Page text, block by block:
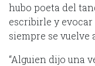
hubo poeta del
escribirle y evocar
siempre se vuelve
“Alguien dijo una